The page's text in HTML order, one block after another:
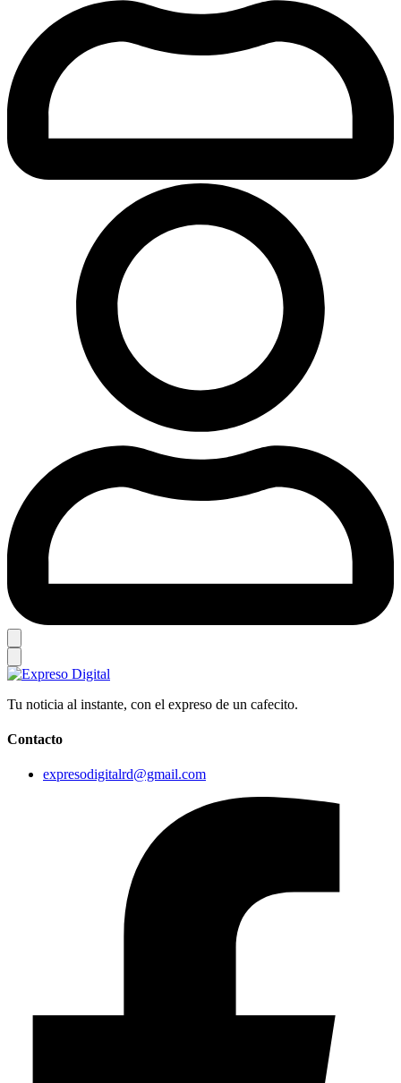
Tu noticia al instante, con el expreso de un cafecito.
Contacto
expresodigitalrd@gmail.com